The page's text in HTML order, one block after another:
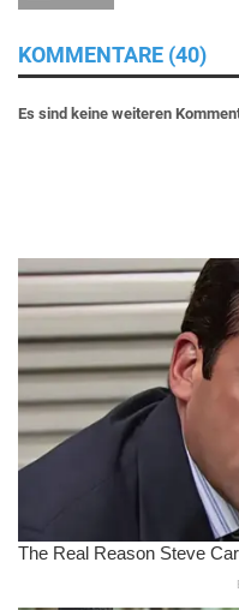
KOMMENTARE (40)
Es sind keine weiteren